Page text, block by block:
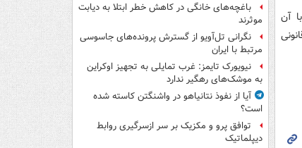
آن
باغچه‌های خانگی در کاهش خطر ابتلا به دیابت
موثرند
نگرانی تل‌آویو از گسترش پرونده‌های جاسوسی
مرتبط با ایران
نیویورک تایمز: غرب تمایلی به تجهیز اوکراین
به موشک‌های رهگیر ندارد
آیا از نفوذ نتانیاهو در واشنگتن کاسته شده
است؟
توافق پرو و مکزیک بر سر ازسرگیری روابط
دیپلماتیک